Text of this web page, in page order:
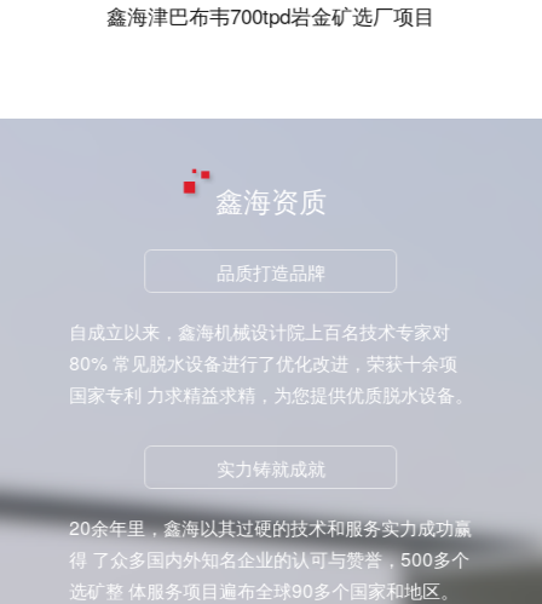
鑫海津巴布韦700tpd岩金矿选厂项目
鑫海资质
品质打造品牌
自成立以来，鑫海机械设计院上百名技术专家对
80% 常见脱水设备进行了优化改进，荣获十余项
国家专利 力求精益求精，为您提供优质脱水设备。
实力铸就成就
20余年里，鑫海以其过硬的技术和服务实力成功赢
得 了众多国内外知名企业的认可与赞誉，500多个
选矿整 体服务项目遍布全球90多个国家和地区。